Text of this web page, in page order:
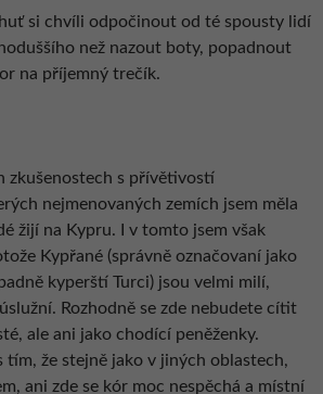
si chvíli odpočinout od té spousty lidí
než nazout boty, popadnout
na příjemný trečík.
zkušenostech s přívětivostí
nejmenovaných zemích jsem měla
žijí na Kypru. I v tomto jsem však
Kypřané (správně označovaní jako
kyperští Turci) jsou velmi milí,
Rozhodně se zde nebudete cítit
ale ani jako chodící peněženky.
tím, že stejně jako v jiných oblastech,
ani zde se kór moc nespěchá a místní